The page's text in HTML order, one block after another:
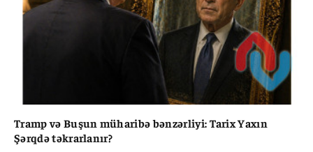
Tramp və Buşun müharibə bənzərliyi: Tarix Yaxın
Şərqdə təkrarlanır?